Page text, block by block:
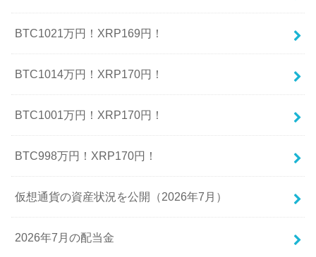
BTC1021万円！XRP169円！
BTC1014万円！XRP170円！
BTC1001万円！XRP170円！
BTC998万円！XRP170円！
仮想通貨の資産状況を公開（2026年7月）
2026年7月の配当金